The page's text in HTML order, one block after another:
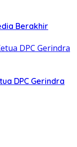
Berakhir
DPC Gerindra